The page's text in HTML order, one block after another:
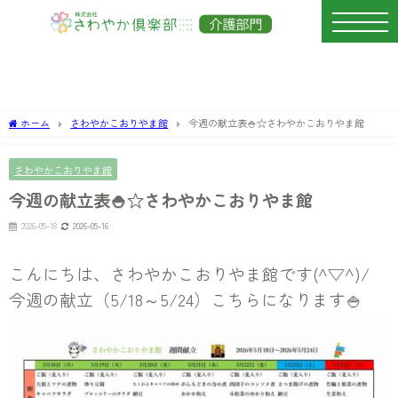
ホーム さわやかこおりやま館 今週の献立表🍚☆さわやかこおりやま館
さわやかこおりやま館
今週の献立表🍚☆さわやかこおりやま館
2026-05-18 2026-05-16
こんにちは、さわやかこおりやま館です(^▽^)/
今週の献立（5/18～5/24）こちらになります🍚